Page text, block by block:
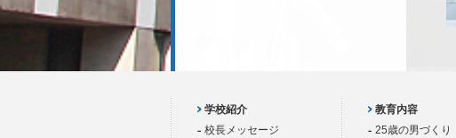
学校紹介
校長メッセージ
教育内容
25歳の男づくり